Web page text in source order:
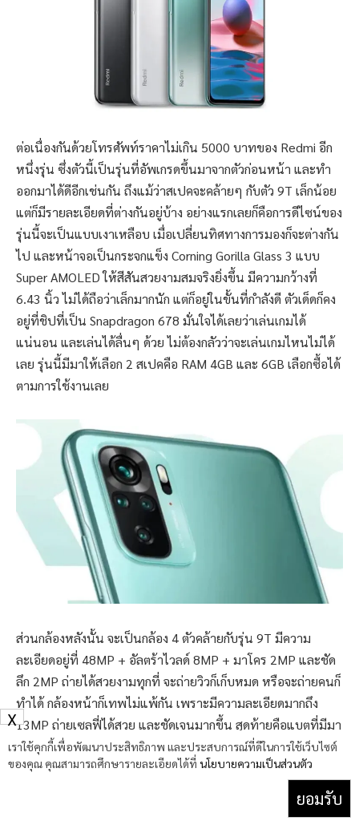
ต่อเนื่องกันด้วยโทรศัพท์ราคาไม่เกิน 5000 บาทของ Redmi อีก
หนึ่งรุ่น ซึ่งตัวนี้เป็นรุ่นที่อัพเกรดขึ้นมาจากตัวก่อนหน้า และทำ
ออกมาได้ดีอีกเช่นกัน ถึงแม้ว่าสเปคจะคล้ายๆ กับตัว 9T เล็กน้อย
แต่ก็มีรายละเอียดที่ต่างกันอยู่บ้าง อย่างแรกเลยก็คือการดีไซน์ของ
รุ่นนี้จะเป็นแบบเงาเหลือบ เมื่อเปลี่ยนทิศทางการมองก็จะต่างกัน
ไป และหน้าจอเป็นกระจกแข็ง Corning Gorilla Glass 3 แบบ
Super AMOLED ให้สีสันสวยงามสมจริงยิ่งขึ้น มีความกว้างที่
6.43 นิ้ว ไม่ได้ถือว่าเล็กมากนัก แต่ก็อยู่ในขั้นที่กำลังดี ตัวเด็ดก็คง
อยู่ที่ชิปที่เป็น Snapdragon 678 มั่นใจได้เลยว่าเล่นเกมได้
แน่นอน และเล่นได้ลื่นๆ ด้วย ไม่ต้องกลัวว่าจะเล่นเกมไหนไม่ได้
เลย รุ่นนี้มีมาให้เลือก 2 สเปคคือ RAM 4GB และ 6GB เลือกซื้อได้
ตามการใช้งานเลย
ส่วนกล้องหลังนั้น จะเป็นกล้อง 4 ตัวคล้ายกับรุ่น 9T มีความ
ละเอียดอยู่ที่ 48MP + อัลตร้าไวลด์ 8MP + มาโคร 2MP และชัด
ลึก 2MP ถ่ายได้สวยงามทุกที่ จะถ่ายวิวก็เก็บหมด หรือจะถ่ายคนก็
ทำได้ กล้องหน้าก็เทพไม่แพ้กัน เพราะมีความละเอียดมากถึง
13MP ถ่ายเซลฟี่ได้สวย และชัดเจนมากขึ้น สุดท้ายคือแบตที่มีมา
ให้ถึง 5,000 mAh รองรับ Fast Charging ได้สูงสุด 33W เลยที
เดียว ไม่ต้องกลัวว่าแบตหมดก่อน หรือถึงแม้ว่าแบตจะหมด ก็ยัง
ชาร์จกลับมาเต็มได้ไวมากๆ ด้วย รุ่นนี้โดยรวมแล้วเป็นโทรศัพท์
เราใช้คุกกี้เพื่อพัฒนาประสิทธิภาพ และประสบการณ์ที่ดีในการใช้เว็บไซต์
ของคุณ คุณสามารถศึกษารายละเอียดได้ที่ นโยบายความเป็นส่วนตัว
ยอมรับ
X